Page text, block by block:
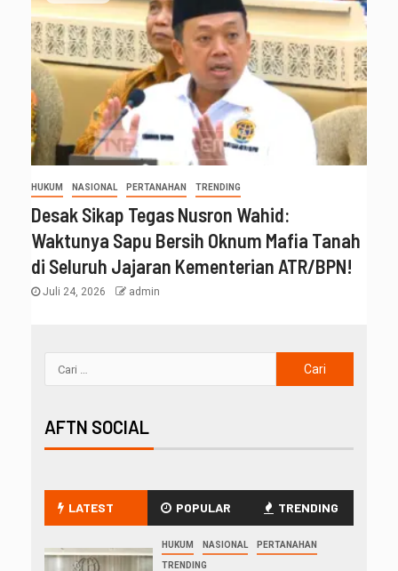
HUKUM NASIONAL PERTANAHAN TRENDING
Desak Sikap Tegas Nusron Wahid:
Waktunya Sapu Bersih Oknum Mafia Tanah
di Seluruh Jajaran Kementerian ATR/BPN!
Juli 24, 2026 admin
AFTN SOCIAL
LATEST POPULAR TRENDING
HUKUM NASIONAL PERTANAHAN
TRENDING